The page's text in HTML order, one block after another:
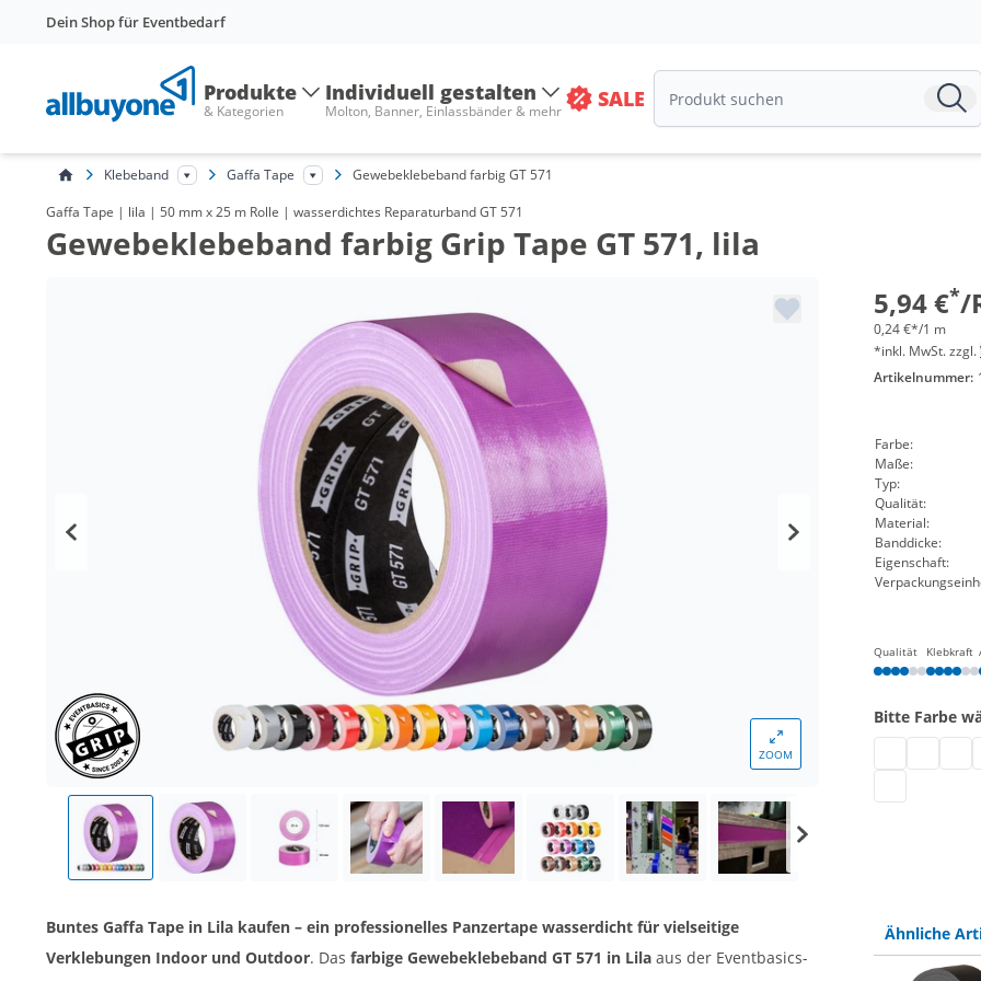
Dein Shop für Eventbedarf
Produkte
& Kategorien
Individuell gestalten
Molton, Banner, Einlassbänder & mehr SALE
Klebeband Gaffa Tape Gewebeklebeband farbig GT 571
Gaffa Tape | lila | 50 mm x 25 m Rolle | wasserdichtes Reparaturband GT 571
Gewebeklebeband farbig Grip Tape GT 571, lila
ZOOM
5,94 €*/
ab 48
0,24 €*/1 m
*inkl. MwSt. zzgl.
Artikelnummer:
Farbe:
Maße:
Typ:
Qualität:
Material:
Banddicke:
Eigenschaft:
Qualität Klebkraft
Bitte Farbe
Buntes Gaffa Tape in Lila kaufen – ein professionelles Panzertape wasserdicht für vielseitige
Verklebungen Indoor und Outdoor. Das farbige Gewebeklebeband GT 571 in Lila aus der Eventbasics-
Ähnliche